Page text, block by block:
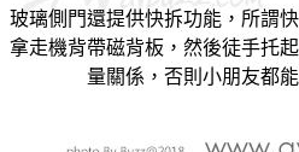
玻璃側門還提供快拆功能，所謂
拿走機背帶磁背板，然後徒手托
量關係，否則小朋友都